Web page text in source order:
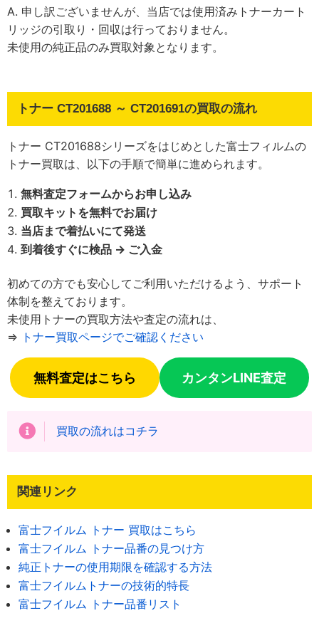
A. 申し訳ございませんが、当店では使用済みトナーカート
リッジの引取り・回収は行っておりません。
未使用の純正品のみ買取対象となります。
トナー CT201688 ～ CT201691の買取の流れ
トナー CT201688シリーズをはじめとした富士フィルムの
トナー買取は、以下の手順で簡単に進められます。
無料査定フォームからお申し込み
買取キットを無料でお届け
当店まで着払いにて発送
到着後すぐに検品 → ご入金
初めての方でも安心してご利用いただけるよう、サポート
体制を整えております。
未使用トナーの買取方法や査定の流れは、
⇒ トナー買取ページでご確認ください
無料査定はこちら カンタンLINE査定
買取の流れはコチラ
関連リンク
富士フイルム トナー 買取はこちら
富士フイルム トナー品番の見つけ方
純正トナーの使用期限を確認する方法
富士フイルムトナーの技術的特長
富士フイルム トナー品番リスト